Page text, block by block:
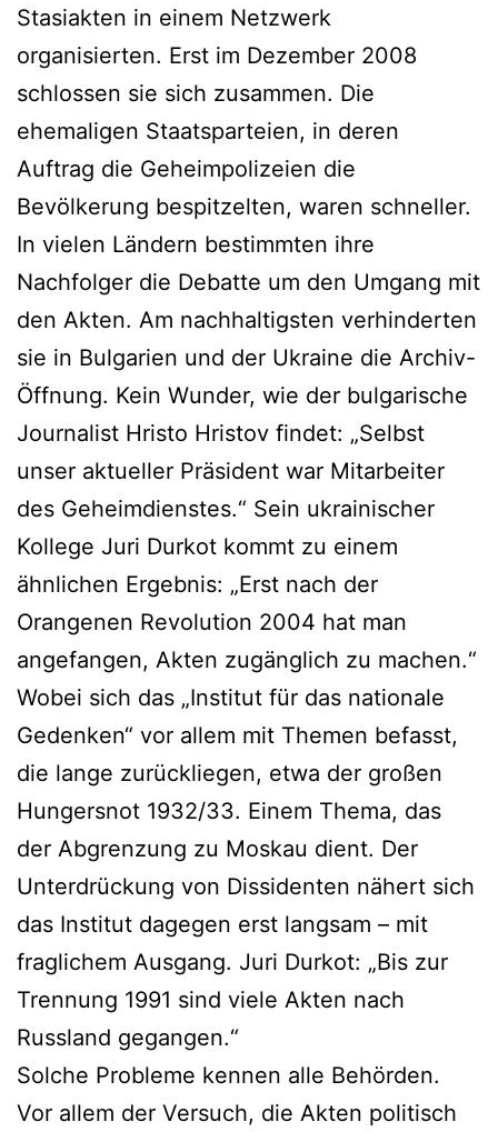
Stasiakten in einem Netzwerk
organisierten. Erst im Dezember 2008
schlossen sie sich zusammen. Die
ehemaligen Staatsparteien, in deren
Auftrag die Geheimpolizeien die
Bevölkerung bespitzelten, waren schneller.
In vielen Ländern bestimmten ihre
Nachfolger die Debatte um den Umgang mit
den Akten. Am nachhaltigsten verhinderten
sie in Bulgarien und der Ukraine die Archiv-
Öffnung. Kein Wunder, wie der bulgarische
Journalist Hristo Hristov findet: „Selbst
unser aktueller Präsident war Mitarbeiter
des Geheimdienstes.“ Sein ukrainischer
Kollege Juri Durkot kommt zu einem
ähnlichen Ergebnis: „Erst nach der
Orangenen Revolution 2004 hat man
angefangen, Akten zugänglich zu machen.“
Wobei sich das „Institut für das nationale
Gedenken“ vor allem mit Themen befasst,
die lange zurückliegen, etwa der großen
Hungersnot 1932/33. Einem Thema, das
der Abgrenzung zu Moskau dient. Der
Unterdrückung von Dissidenten nähert sich
das Institut dagegen erst langsam – mit
fraglichem Ausgang. Juri Durkot: „Bis zur
Trennung 1991 sind viele Akten nach
Russland gegangen.“
Solche Probleme kennen alle Behörden.
Vor allem der Versuch, die Akten politisch